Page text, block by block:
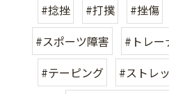
#捻挫
#打撲 #挫傷
#スポーツ障害
#トレー
#テーピング
#ストレ